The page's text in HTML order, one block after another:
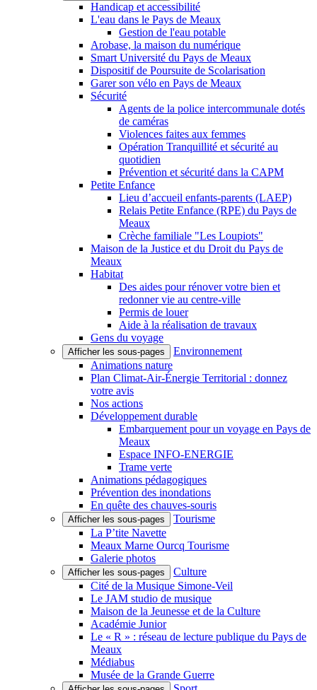
Handicap et accessibilité
L'eau dans le Pays de Meaux
Gestion de l'eau potable
Arobase, la maison du numérique
Smart Université du Pays de Meaux
Dispositif de Poursuite de Scolarisation
Garer son vélo en Pays de Meaux
Sécurité
Agents de la police intercommunale dotés
de caméras
Violences faites aux femmes
Opération Tranquillité et sécurité au
quotidien
Prévention et sécurité dans la CAPM
Petite Enfance
Lieu d’accueil enfants-parents (LAEP)
Relais Petite Enfance (RPE) du Pays de
Meaux
Crèche familiale "Les Loupiots"
Maison de la Justice et du Droit du Pays de
Meaux
Habitat
Des aides pour rénover votre bien et
redonner vie au centre-ville
Permis de louer
Aide à la réalisation de travaux
Gens du voyage
Afficher les sous-pages
Environnement
Animations nature
Plan Climat-Air-Énergie Territorial : donnez
votre avis
Nos actions
Développement durable
Embarquement pour un voyage en Pays de
Meaux
Espace INFO-ENERGIE
Trame verte
Animations pédagogiques
Prévention des inondations
En quête des chauves-souris
Afficher les sous-pages
Tourisme
La P’tite Navette
Meaux Marne Ourcq Tourisme
Galerie photos
Afficher les sous-pages
Culture
Cité de la Musique Simone-Veil
Le JAM studio de musique
Maison de la Jeunesse et de la Culture
Académie Junior
Le « R » : réseau de lecture publique du Pays de
Meaux
Médiabus
Musée de la Grande Guerre